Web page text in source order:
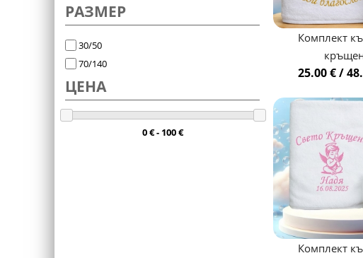
РАЗМЕР
30/50
70/140
ЦЕНА
0 € - 100 €
Комплект
25.00 € /
Комплект